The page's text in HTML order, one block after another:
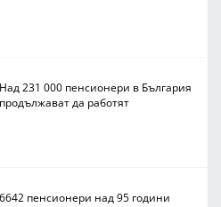
Над 231 000 пенсионери в България
продължават да работят
6642 пенсионери над 95 години